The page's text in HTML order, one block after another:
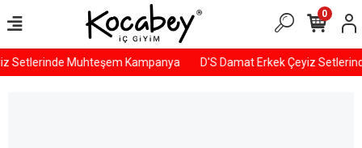
Setlerinde Muhteşem Kampanya D'S Damat Erkek Çeyiz
0